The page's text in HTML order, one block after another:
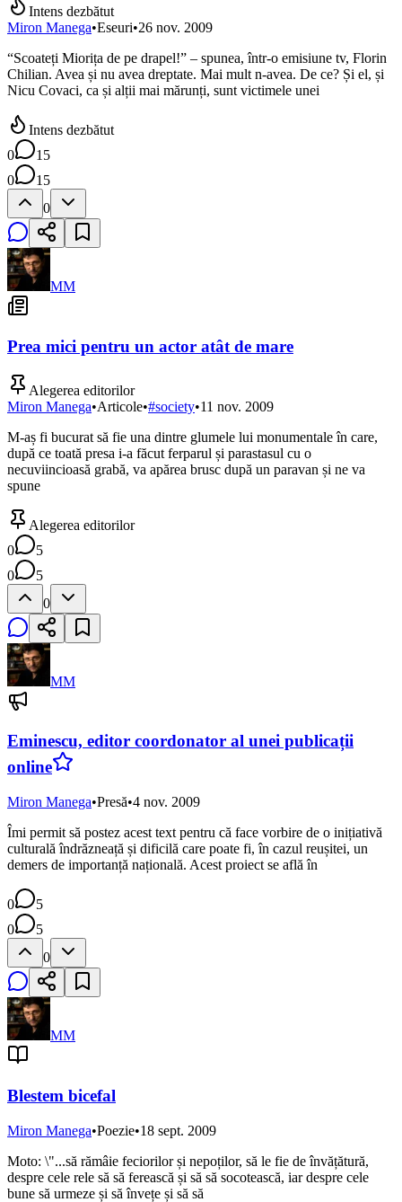
Intens dezbătut
Miron Manega•Eseuri•26 nov. 2009
“Scoateți Miorița de pe drapel!” – spunea, într-o emisiune tv, Florin
Chilian. Avea și nu avea dreptate. Mai mult n-avea. De ce? Și el, și
Nicu Covaci, ca și alții mai mărunți, sunt victimele unei
Intens dezbătut
0
15
0
15
0
MM
Prea mici pentru un actor atât de mare
Alegerea editorilor
Miron Manega•Articole•#society•11 nov. 2009
M-aș fi bucurat să fie una dintre glumele lui monumentale în care,
după ce toată presa i-a făcut ferparul și parastasul cu o
necuviincioasă grabă, va apărea brusc după un paravan și ne va
spune
Alegerea editorilor
0
5
0
5
0
MM
Eminescu, editor coordonator al unei publicații
online
Miron Manega•Presă•4 nov. 2009
Îmi permit să postez acest text pentru că face vorbire de o inițiativă
culturală îndrăzneață și dificilă care poate fi, în cazul reușitei, un
demers de importanță națională. Acest proiect se află în
0
5
0
5
0
MM
Blestem bicefal
Miron Manega•Poezie•18 sept. 2009
Moto: \"...să rămâie feciorilor și nepoților, să le fie de învățătură,
despre cele rele să să ferească și să să socotească, iar despre cele
bune să urmeze și să învețe și să să